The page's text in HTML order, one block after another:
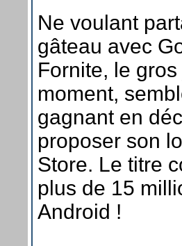
Ne voulant
gâteau avec
Fornite, le
moment,
gagnant en
proposer son
Store. Le titre
plus de 15
Android !